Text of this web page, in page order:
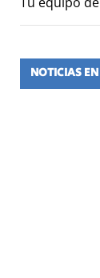
NOTICIAS